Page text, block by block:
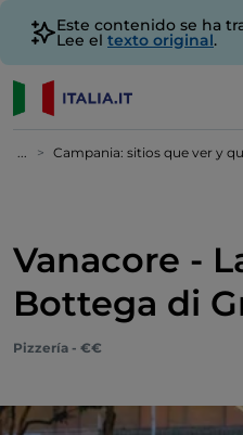
Este contenido se ha
Lee el texto original.
... Campania: sitios que ver y
Vanacore -
Bottega di
Pizzería - €€